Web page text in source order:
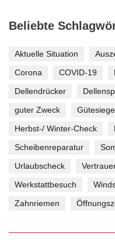
Beliebte
Aktuelle Situation
Corona
COVID-19
Dellendrücker
guter Zweck
Herbst-/ Winter-Check
Scheibenreparatur
Urlaubscheck
Werkstattbesuch
Zahnriemen